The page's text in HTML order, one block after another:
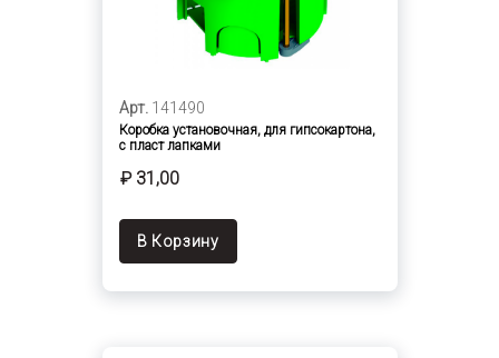
Арт. 141490
Коробка установочная, для гипсокартона,
с пласт лапками
₽ 31,00
В Корзину